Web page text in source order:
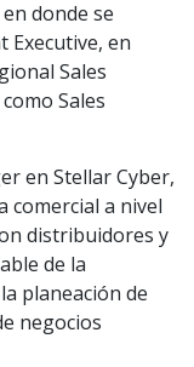
donde se
Executive, en
Sales
Sales
en Stellar Cyber,
comercial a nivel
distribuidores y
de la
planeación de
negocios